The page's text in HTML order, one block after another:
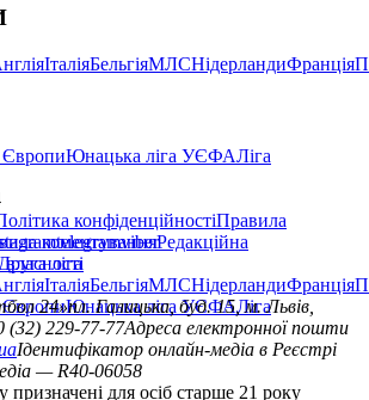
ІталіяБельгіяМЛСНідерландиФранція
ЄвропиЮнацька ліга УЄФАЛіга
конфіденційностіПравила
коментуванняРедакційна
telegramviber
ліга
ІталіяБельгіяМЛСНідерландиФранція
ЄвропиЮнацька ліга УЄФАЛіга
24»пл. Галицька, буд. 15, м. Львів,
(32) 229-77-77Адреса електронної пошти
Ідентифікатор онлайн-медіа в Реєстрі
— R40-06058
призначені для осіб старше 21 року